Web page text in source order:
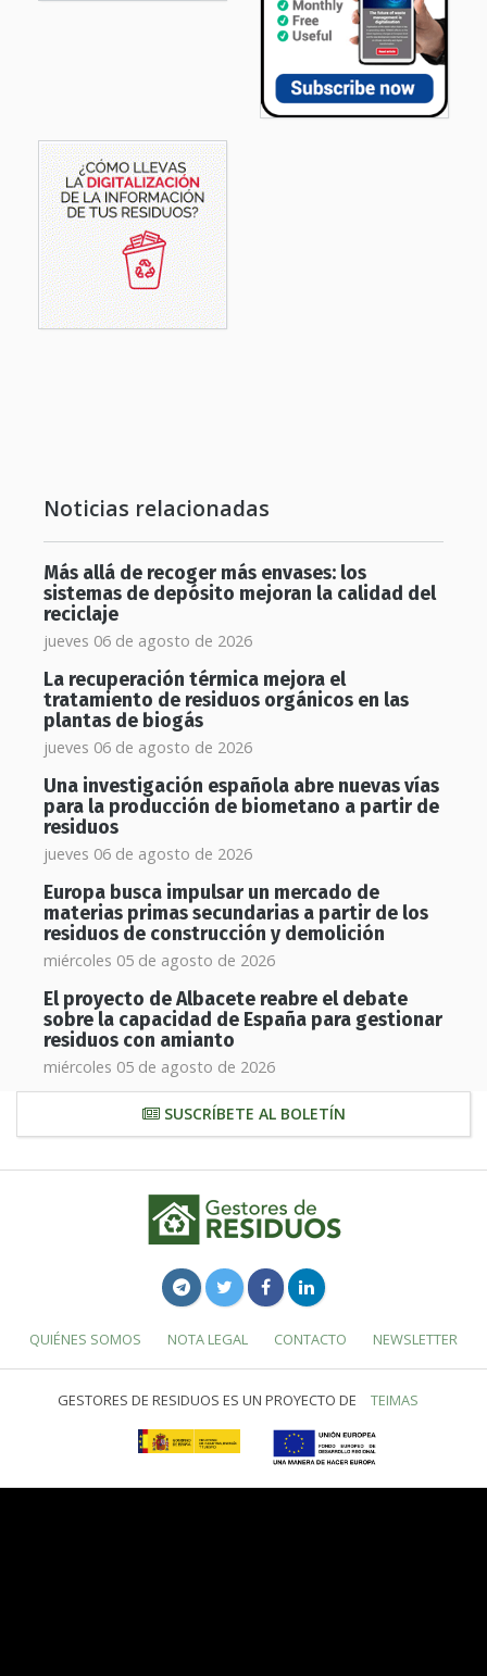
Noticias relacionadas
Más allá de recoger más envases: los
sistemas de depósito mejoran la calidad del
reciclaje
jueves 06 de agosto de 2026
La recuperación térmica mejora el
tratamiento de residuos orgánicos en las
plantas de biogás
jueves 06 de agosto de 2026
Una investigación española abre nuevas vías
para la producción de biometano a partir de
residuos
jueves 06 de agosto de 2026
Europa busca impulsar un mercado de
materias primas secundarias a partir de los
residuos de construcción y demolición
miércoles 05 de agosto de 2026
El proyecto de Albacete reabre el debate
sobre la capacidad de España para gestionar
residuos con amianto
miércoles 05 de agosto de 2026
SUSCRÍBETE AL BOLETÍN
QUIÉNES SOMOS NOTA LEGAL CONTACTO NEWSLETTER
GESTORES DE RESIDUOS ES UN PROYECTO DE TEIMAS